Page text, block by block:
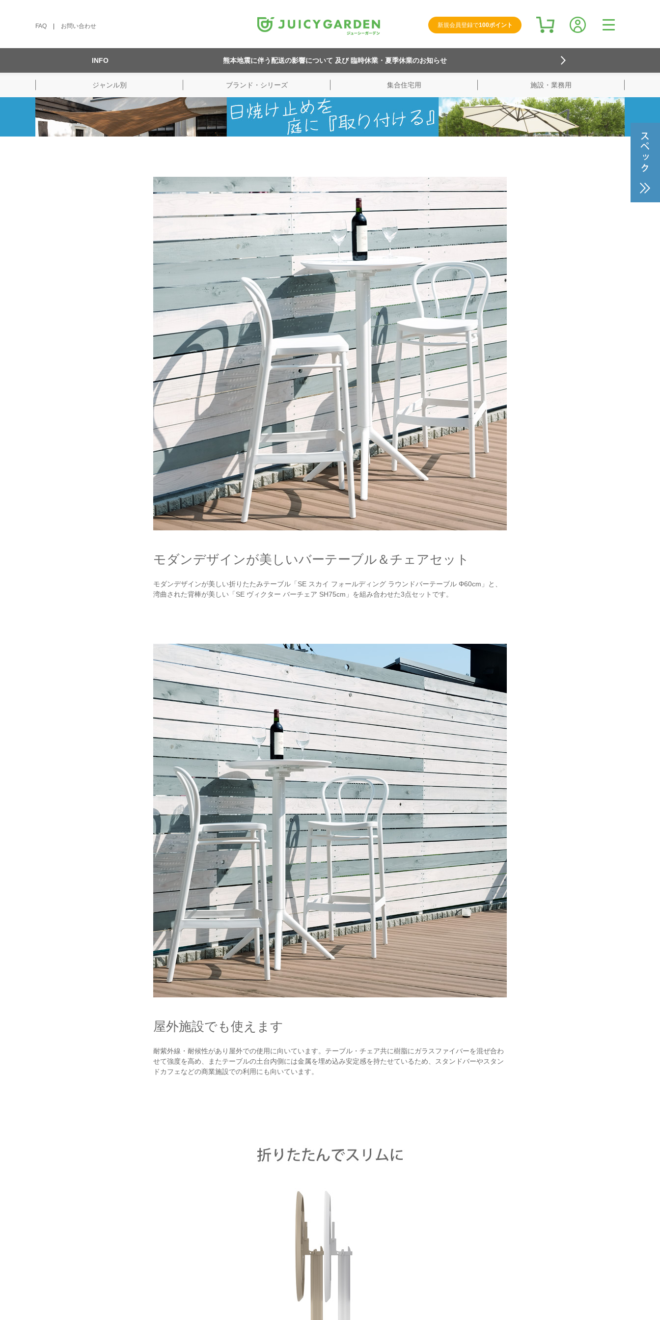
FAQ お問い合わせ 新規会員登録で100ポイント
検索
INFO 熊本地震に伴う配送の影響について 及び 臨時休業・夏季休業のお知らせ
ジャンル別 ブランド・シリーズ 集合住宅用 施設・業務用
モダンデザインが美しいバーテーブル＆チェアセット
モダンデザインが美しい折りたたみテーブル「SE スカイ フォールディング ラウンドバーテーブル Φ60cm」と、
湾曲された背棒が美しい「SE ヴィクター バーチェア SH75cm」を組み合わせた3点セットです。
屋外施設でも使えます
耐紫外線・耐候性があり屋外での使用に向いています。テーブル・チェア共に樹脂にガラスファイバーを混ぜ合わ
せて強度を高め、またテーブルの土台内側には金属を埋め込み安定感を持たせているため、スタンドバーやスタン
ドカフェなどの商業施設での利用にも向いています。